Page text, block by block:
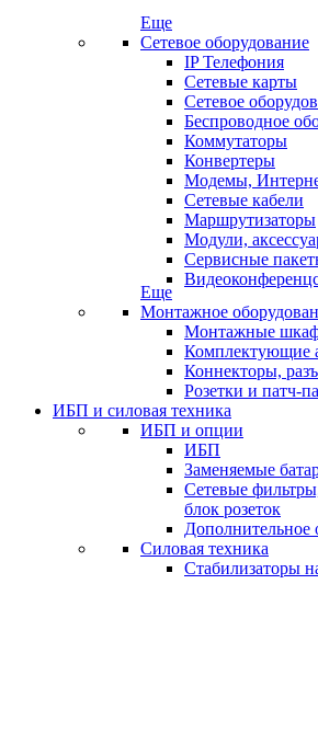
Еще
Сетевое оборудование
IP Телефония
Сетевые карты
Сетевое
Беспроводное
Коммутаторы
Конвертеры
Модемы,
Сетевые кабели
Маршрутизаторы
Модули,
Сервисные
Еще
Монтажное
Монтажные
Комплектующие
Коннекторы,
Розетки и патч-
ИБП и силовая техника
ИБП и опции
ИБП
Заменяемые
Сетевые
блок розеток
Дополнительное
Силовая техника
Стабилизаторы